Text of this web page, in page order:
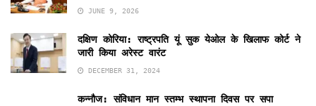
JUNE 9, 2026
दक्षिण कोरिया: राष्ट्रपति यूं सुक येओल के खिलाफ कोर्ट ने
जारी किया अरेस्ट वारंट
DECEMBER 31, 2024
कन्नौज: संविधान मान स्तम्भ स्थापना दिवस पर सपा